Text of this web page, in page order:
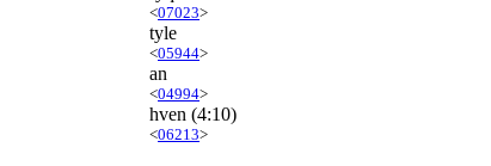
<07023>
tyle
<05944>
an
<04994>
hven (4:10)
<06213>